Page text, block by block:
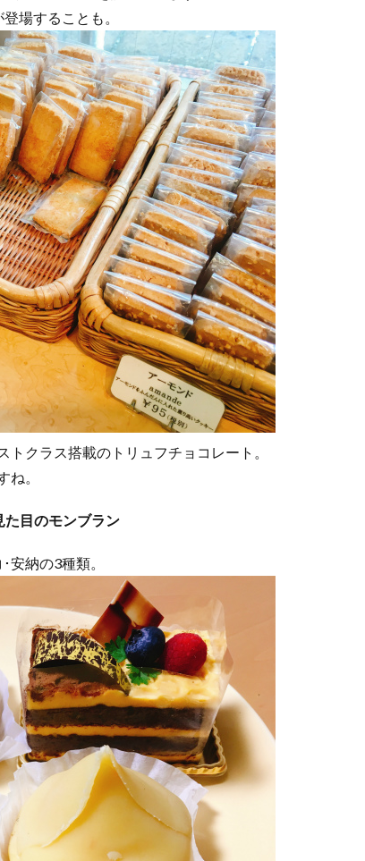
場することも。
クラス搭載のトリュフチョコレート。
。
た目のモンブラン
安納の3種類。